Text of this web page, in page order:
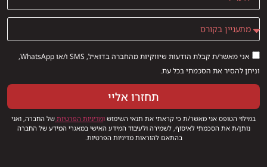
אני מאשר/ת קבלת הודעות שיווקיות מהחברה בדוא״ל, SMS ו/או WhatsApp,
וניתן להסיר את הסכמתי בכל עת.
תחזרו אליי
במילוי הטופס אני מאשר/ת כי קראתי את תנאי השימוש ומדיניות הפרטיות של החברה, ואני
נותן/ת את הסכמתי לאיסוף, לשמירה ולעיבוד המידע האישי במאגרי המידע של החברה
בהתאם להוראות מדיניות הפרטיות.